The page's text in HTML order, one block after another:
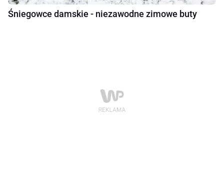
Śniegowce damskie - niezawodne zimowe buty